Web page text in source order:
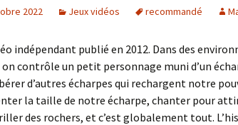
2022 Jeux vidéos recommandé
indépendant publié en 2012. Dans des
on contrôle un petit personnage muni d’un
d’autres écharpes qui rechargent notre
la taille de notre écharpe, chanter pour
des rochers, et c’est globalement tout.